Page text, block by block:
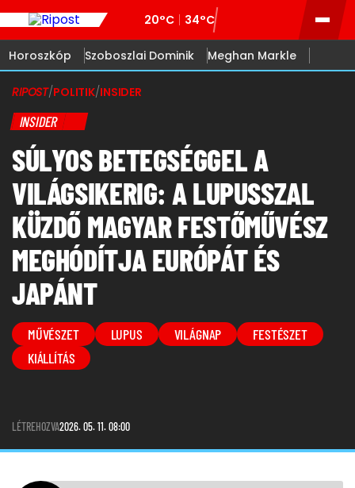
20°C 34°C
Horoszkóp Szoboszlai Dominik Meghan Markle
RIPOST/POLITIK/INSIDER
INSIDER
SÚLYOS BETEGSÉGGEL A
VILÁGSIKERIG: A LUPUSSZAL
KÜZDŐ MAGYAR FESTŐMŰVÉSZ
MEGHÓDÍTJA EURÓPÁT ÉS
JAPÁNT
MŰVÉSZET LUPUS VILÁGNAP
FESTÉSZET
KIÁLLÍTÁS
LÉTREHOZVA2026. 05. 11. 08:00